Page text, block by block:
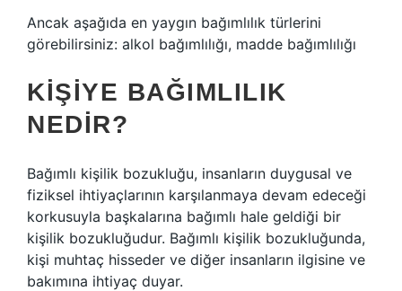
Ancak aşağıda en yaygın bağımlılık türlerini
görebilirsiniz: alkol bağımlılığı, madde bağımlılığı
KIŞIYE BAĞIMLILIK
NEDIR?
Bağımlı kişilik bozukluğu, insanların duygusal ve
fiziksel ihtiyaçlarının karşılanmaya devam edeceği
korkusuyla başkalarına bağımlı hale geldiği bir
kişilik bozukluğudur. Bağımlı kişilik bozukluğunda,
kişi muhtaç hisseder ve diğer insanların ilgisine ve
bakımına ihtiyaç duyar.